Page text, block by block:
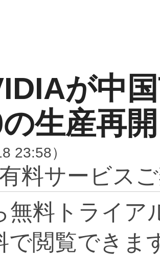
が中
生産再開
23:58）
料サービス
無料トライア
で閲覧できま